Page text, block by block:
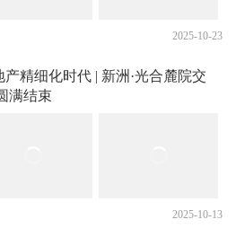
2025-10-23
产精细化时代 | 新洲·光合麓院交
满结束
2025-10-13